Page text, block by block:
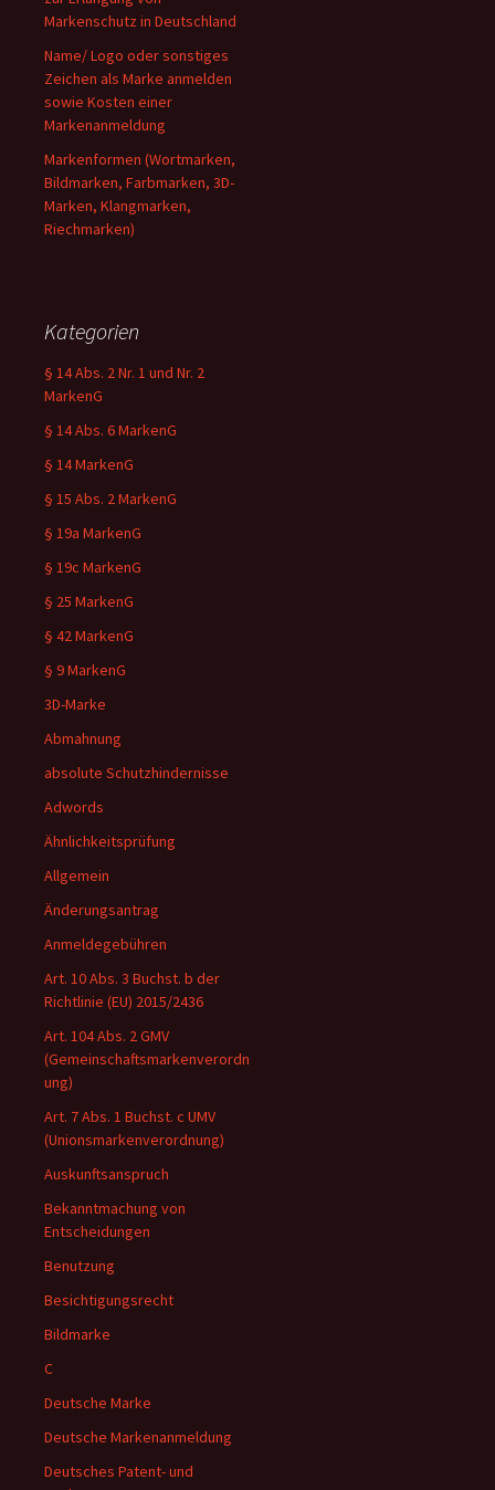
Markenschutz in Deutschland
Name/ Logo oder sonstiges
Zeichen als Marke anmelden
sowie Kosten einer
Markenanmeldung
Markenformen (Wortmarken,
Bildmarken, Farbmarken, 3D-
Marken, Klangmarken,
Riechmarken)
Kategorien
§ 14 Abs. 2 Nr. 1 und Nr. 2
MarkenG
§ 14 Abs. 6 MarkenG
§ 14 MarkenG
§ 15 Abs. 2 MarkenG
§ 19a MarkenG
§ 19c MarkenG
§ 25 MarkenG
§ 42 MarkenG
§ 9 MarkenG
3D-Marke
Abmahnung
absolute Schutzhindernisse
Adwords
Ähnlichkeitsprüfung
Allgemein
Änderungsantrag
Anmeldegebühren
Art. 10 Abs. 3 Buchst. b der
Richtlinie (EU) 2015/2436
Art. 104 Abs. 2 GMV
(Gemeinschaftsmarkenverordn
ung)
Art. 7 Abs. 1 Buchst. c UMV
(Unionsmarkenverordnung)
Auskunftsanspruch
Bekanntmachung von
Entscheidungen
Benutzung
Besichtigungsrecht
Bildmarke
C
Deutsche Marke
Deutsche Markenanmeldung
Deutsches Patent- und